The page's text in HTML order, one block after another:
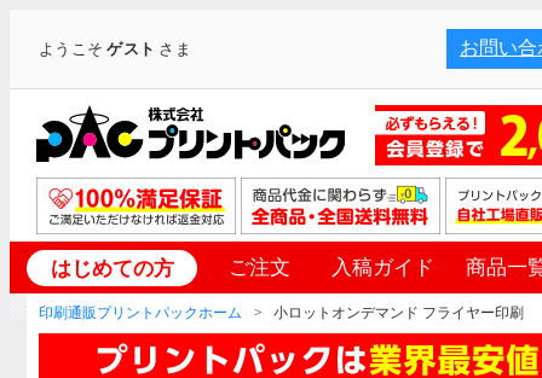
ようこそゲスト さま お問い合
はじめての方 ご注文 入稿ガイド 商品一
印刷通販プリントパックホーム 小ロットオンデマンド フライヤー印刷